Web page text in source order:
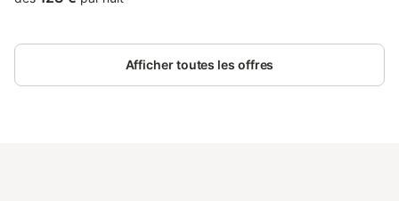
Afficher toutes les offres